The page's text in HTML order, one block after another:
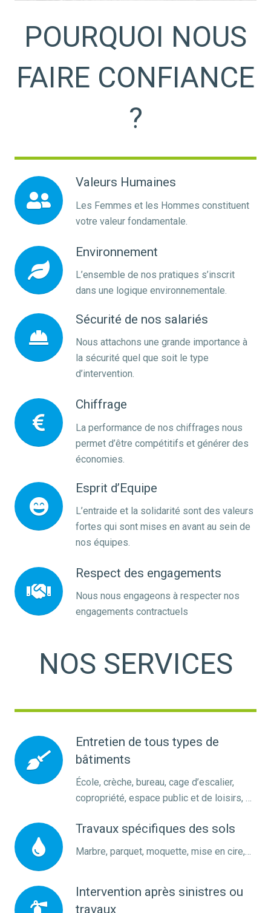
POURQUOI NOUS
FAIRE CONFIANCE
?
Valeurs Humaines
Les Femmes et les Hommes constituent
votre valeur fondamentale.
Environnement
L’ensemble de nos pratiques s’inscrit
dans une logique environnementale.
Sécurité de nos salariés
Nous attachons une grande importance à
la sécurité quel que soit le type
d’intervention.
Chiffrage
La performance de nos chiffrages nous
permet d’être compétitifs et générer des
économies.
Esprit d’Equipe
L’entraide et la solidarité sont des valeurs
fortes qui sont mises en avant au sein de
nos équipes.
Respect des engagements
Nous nous engageons à respecter nos
engagements contractuels
NOS SERVICES
Entretien de tous types de
bâtiments
École, crèche, bureau, cage d’escalier,
copropriété, espace public et de loisirs, …
Travaux spécifiques des sols
Marbre, parquet, moquette, mise en cire,…
Intervention après sinistres ou
travaux